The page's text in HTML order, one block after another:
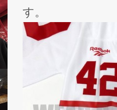
す。